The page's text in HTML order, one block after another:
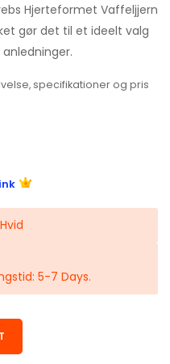
Hjerteformet Vaffeljjern
gør det til et ideelt valg
specifikationer og pris
5-7 Days.